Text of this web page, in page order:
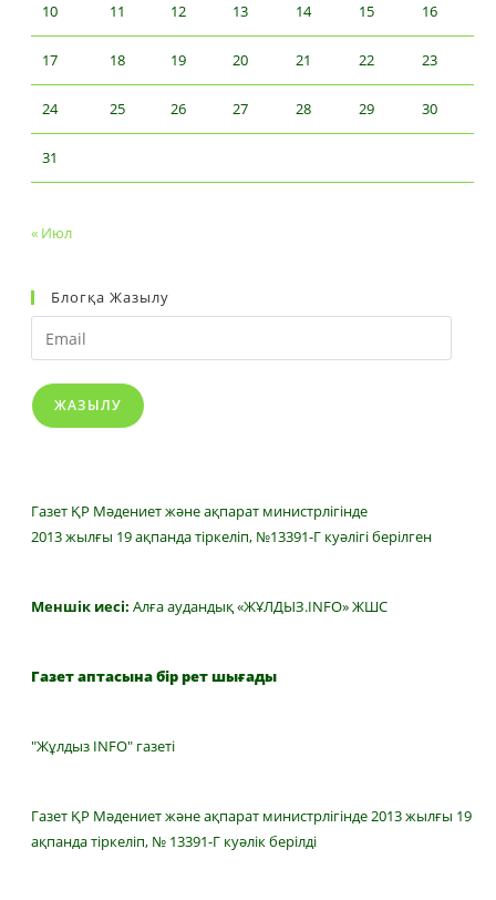
10 11 12 13 14 15 16
17 18 19 20 21 22 23
24 25 26 27 28 29 30
31
« Июл
Блогқа Жазылу
ЖАЗЫЛУ
Газет ҚР Мәдениет және ақпарат министрлігінде
2013 жылғы 19 ақпанда тіркеліп, №13391-Г куәлігі берілген
Меншік иесі: Алға аудандық «ЖҰЛДЫЗ.INFO» ЖШС
Газет аптасына бір рет шығады
"Жұлдыз INFO" газеті
Газет ҚР Мәдениет және ақпарат министрлігінде 2013 жылғы 19
ақпанда тіркеліп, № 13391-Г куәлік берілді